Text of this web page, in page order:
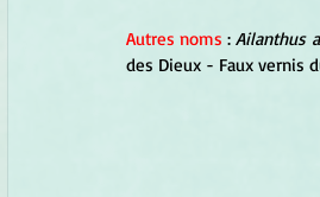
Autres noms : Ailanthus
des Dieux - Faux vernis